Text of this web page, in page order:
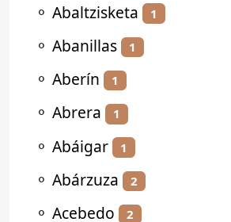
⚬ Abaltzisketa 1
⚬ Abanillas 1
⚬ Aberín 1
⚬ Abrera 1
⚬ Abáigar 1
⚬ Abárzuza 2
⚬ Acebedo 2